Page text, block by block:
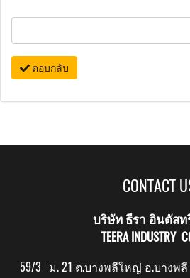
ตอบกลับ
CONTACT
บริษัท ธีรา อินดัสท
TEERA INDUSTRY
59/3 ม. 21 ต.บางพลีใหญ่ อ.บางพลี